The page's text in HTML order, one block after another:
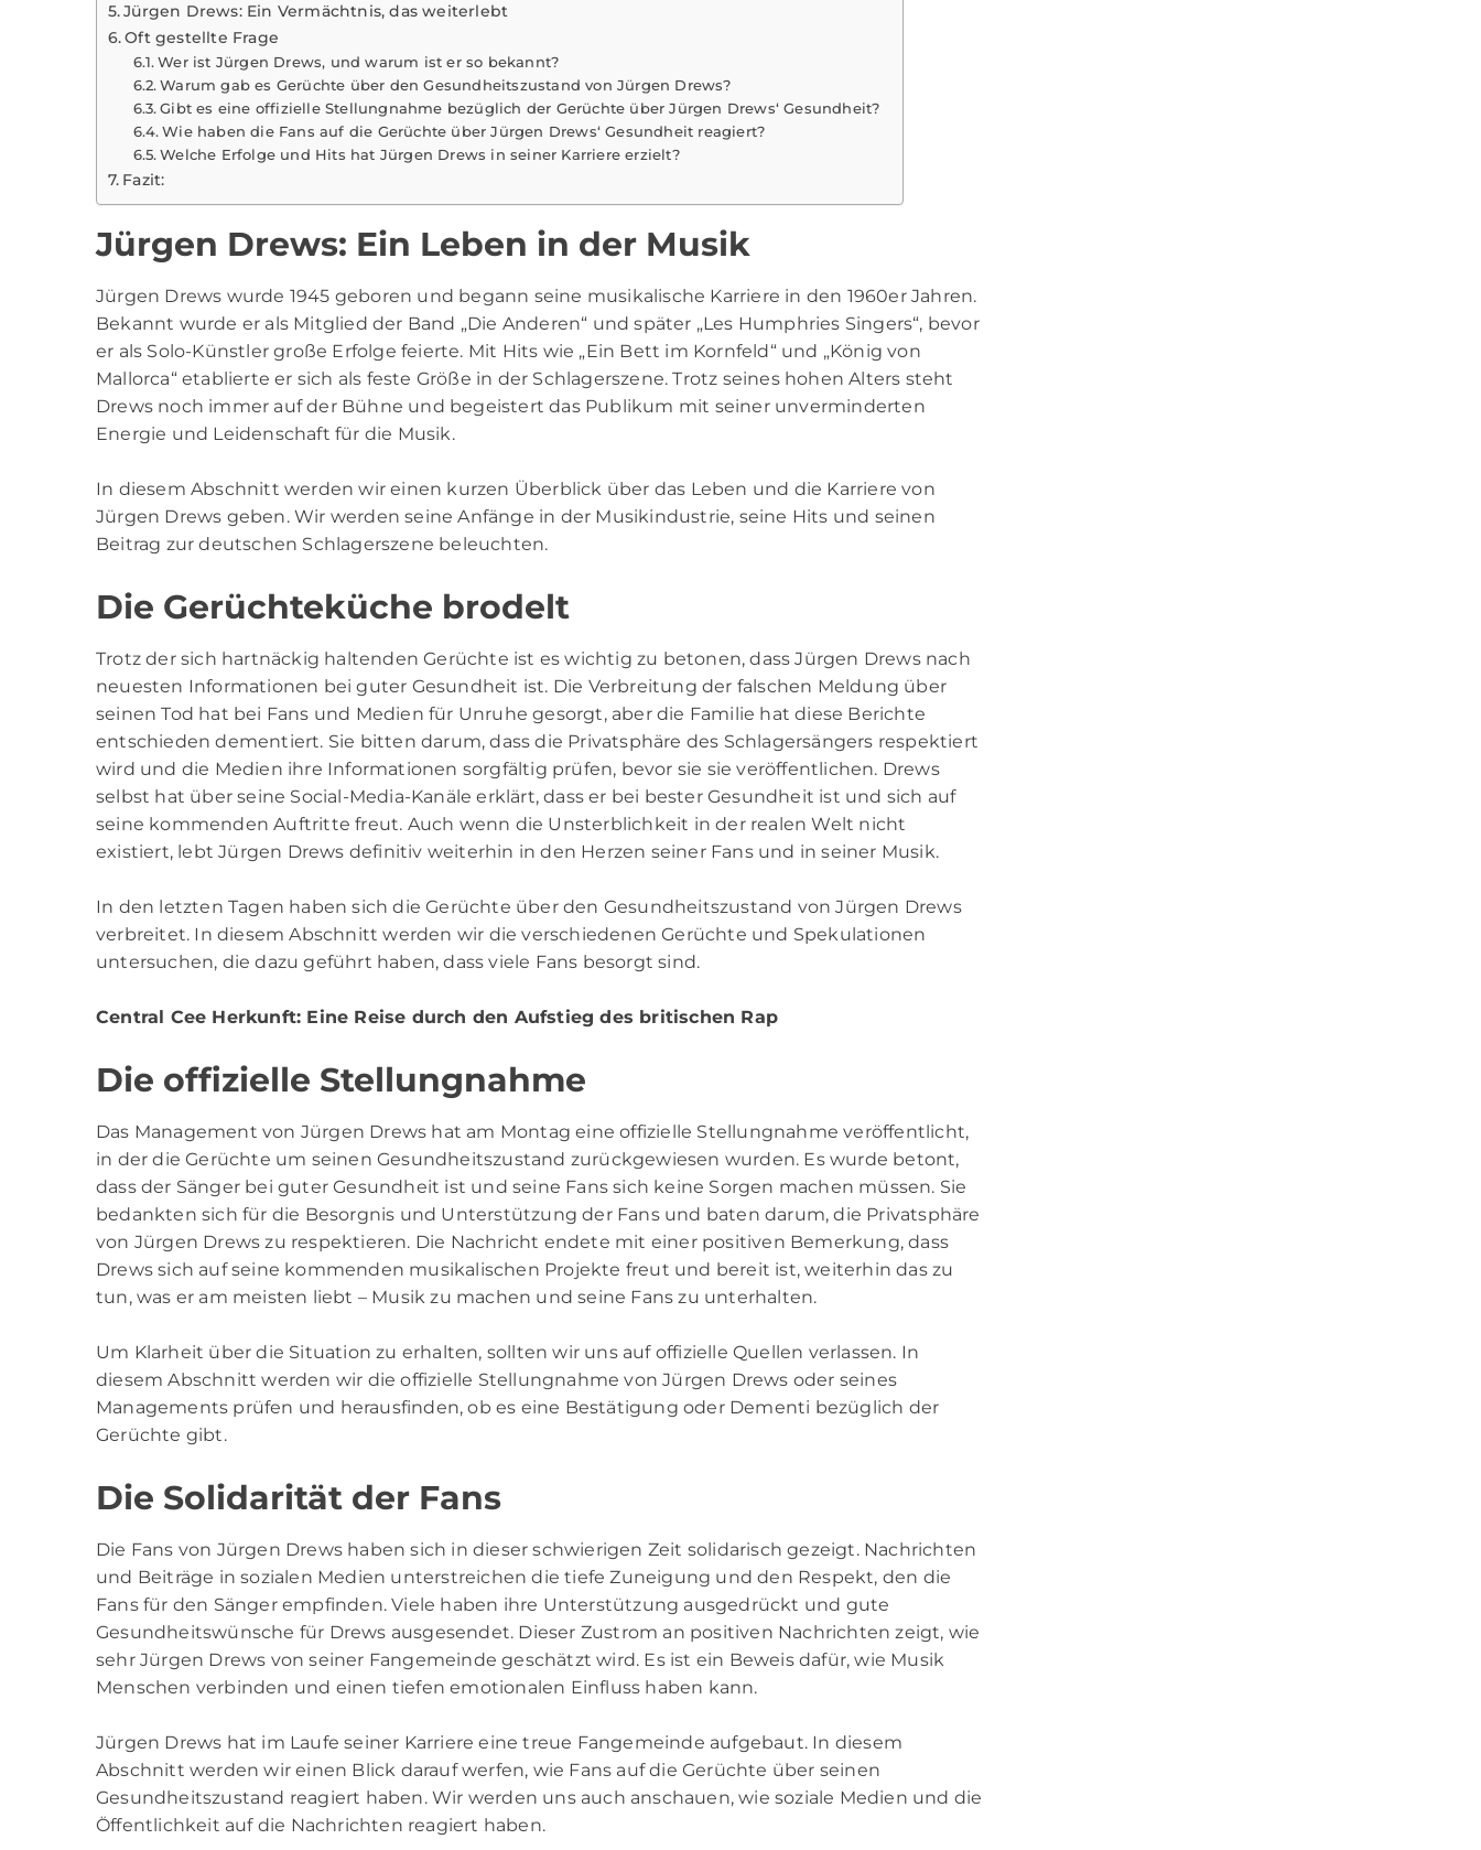
Jürgen Drews: Ein Vermächtnis, das weiterlebt
Oft gestellte Frage
Wer ist Jürgen Drews, und warum ist er so bekannt?
Warum gab es Gerüchte über den Gesundheitszustand von Jürgen Drews?
Gibt es eine offizielle Stellungnahme bezüglich der Gerüchte über Jürgen Drews‘ Gesundheit?
Wie haben die Fans auf die Gerüchte über Jürgen Drews‘ Gesundheit reagiert?
Welche Erfolge und Hits hat Jürgen Drews in seiner Karriere erzielt?
Fazit:
Jürgen Drews: Ein Leben in der Musik
Jürgen Drews wurde 1945 geboren und begann seine musikalische Karriere in den 1960er Jahren.
Bekannt wurde er als Mitglied der Band „Die Anderen“ und später „Les Humphries Singers“, bevor
er als Solo-Künstler große Erfolge feierte. Mit Hits wie „Ein Bett im Kornfeld“ und „König von
Mallorca“ etablierte er sich als feste Größe in der Schlagerszene. Trotz seines hohen Alters steht
Drews noch immer auf der Bühne und begeistert das Publikum mit seiner unverminderten
Energie und Leidenschaft für die Musik.
In diesem Abschnitt werden wir einen kurzen Überblick über das Leben und die Karriere von
Jürgen Drews geben. Wir werden seine Anfänge in der Musikindustrie, seine Hits und seinen
Beitrag zur deutschen Schlagerszene beleuchten.
Die Gerüchteküche brodelt
Trotz der sich hartnäckig haltenden Gerüchte ist es wichtig zu betonen, dass Jürgen Drews nach
neuesten Informationen bei guter Gesundheit ist. Die Verbreitung der falschen Meldung über
seinen Tod hat bei Fans und Medien für Unruhe gesorgt, aber die Familie hat diese Berichte
entschieden dementiert. Sie bitten darum, dass die Privatsphäre des Schlagersängers respektiert
wird und die Medien ihre Informationen sorgfältig prüfen, bevor sie sie veröffentlichen. Drews
selbst hat über seine Social-Media-Kanäle erklärt, dass er bei bester Gesundheit ist und sich auf
seine kommenden Auftritte freut. Auch wenn die Unsterblichkeit in der realen Welt nicht
existiert, lebt Jürgen Drews definitiv weiterhin in den Herzen seiner Fans und in seiner Musik.
In den letzten Tagen haben sich die Gerüchte über den Gesundheitszustand von Jürgen Drews
verbreitet. In diesem Abschnitt werden wir die verschiedenen Gerüchte und Spekulationen
untersuchen, die dazu geführt haben, dass viele Fans besorgt sind.
Central Cee Herkunft: Eine Reise durch den Aufstieg des britischen Rap
Die offizielle Stellungnahme
Das Management von Jürgen Drews hat am Montag eine offizielle Stellungnahme veröffentlicht,
in der die Gerüchte um seinen Gesundheitszustand zurückgewiesen wurden. Es wurde betont,
dass der Sänger bei guter Gesundheit ist und seine Fans sich keine Sorgen machen müssen. Sie
bedankten sich für die Besorgnis und Unterstützung der Fans und baten darum, die Privatsphäre
von Jürgen Drews zu respektieren. Die Nachricht endete mit einer positiven Bemerkung, dass
Drews sich auf seine kommenden musikalischen Projekte freut und bereit ist, weiterhin das zu
tun, was er am meisten liebt – Musik zu machen und seine Fans zu unterhalten.
Um Klarheit über die Situation zu erhalten, sollten wir uns auf offizielle Quellen verlassen. In
diesem Abschnitt werden wir die offizielle Stellungnahme von Jürgen Drews oder seines
Managements prüfen und herausfinden, ob es eine Bestätigung oder Dementi bezüglich der
Gerüchte gibt.
Die Solidarität der Fans
Die Fans von Jürgen Drews haben sich in dieser schwierigen Zeit solidarisch gezeigt. Nachrichten
und Beiträge in sozialen Medien unterstreichen die tiefe Zuneigung und den Respekt, den die
Fans für den Sänger empfinden. Viele haben ihre Unterstützung ausgedrückt und gute
Gesundheitswünsche für Drews ausgesendet. Dieser Zustrom an positiven Nachrichten zeigt, wie
sehr Jürgen Drews von seiner Fangemeinde geschätzt wird. Es ist ein Beweis dafür, wie Musik
Menschen verbinden und einen tiefen emotionalen Einfluss haben kann.
Jürgen Drews hat im Laufe seiner Karriere eine treue Fangemeinde aufgebaut. In diesem
Abschnitt werden wir einen Blick darauf werfen, wie Fans auf die Gerüchte über seinen
Gesundheitszustand reagiert haben. Wir werden uns auch anschauen, wie soziale Medien und die
Öffentlichkeit auf die Nachrichten reagiert haben.